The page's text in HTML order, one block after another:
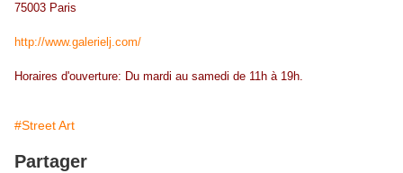
75003 Paris
http://www.galerielj.com/
Horaires d'ouverture: Du mardi au samedi de 11h à 19h.
#Street Art
Partager